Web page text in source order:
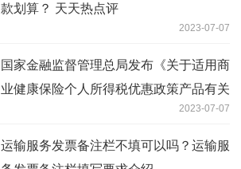
款划算？ 天天热点评
2023-07-07
国家金融监督管理总局发布《关于适用商
业健康保险个人所得税优惠政策产品有关
2023-07-07
运输服务发票备注栏不填可以吗？运输服